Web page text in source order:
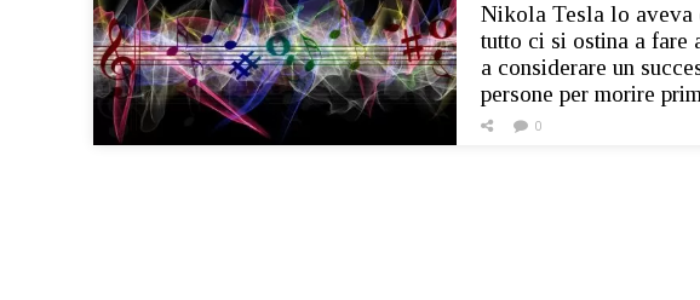
Nikola Tesla lo aveva
tutto ci si ostina a fare
a considerare un
persone per morire
0